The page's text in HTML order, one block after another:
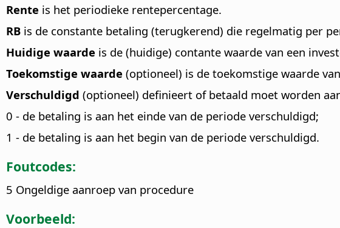
Rente is het periodieke rentepercentage.
RB is de constante betaling (terugkerend) die regelmatig per
Huidige waarde is de (huidige) contante waarde van een
Toekomstige waarde (optioneel) is de toekomstige waarde
Verschuldigd (optioneel) definieert of betaald moet worden
0 - de betaling is aan het einde van de periode verschuldigd;
1 - de betaling is aan het begin van de periode verschuldigd.
Foutcodes:
5 Ongeldige aanroep van procedure
Voorbeeld: